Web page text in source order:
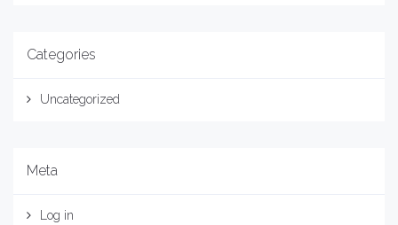
Categories
Uncategorized
Meta
Log in